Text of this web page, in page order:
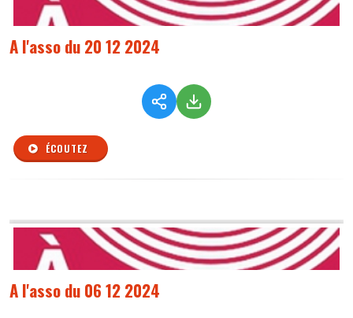
A l'asso du 20 12 2024
ÉCOUTEZ
A l'asso du 06 12 2024